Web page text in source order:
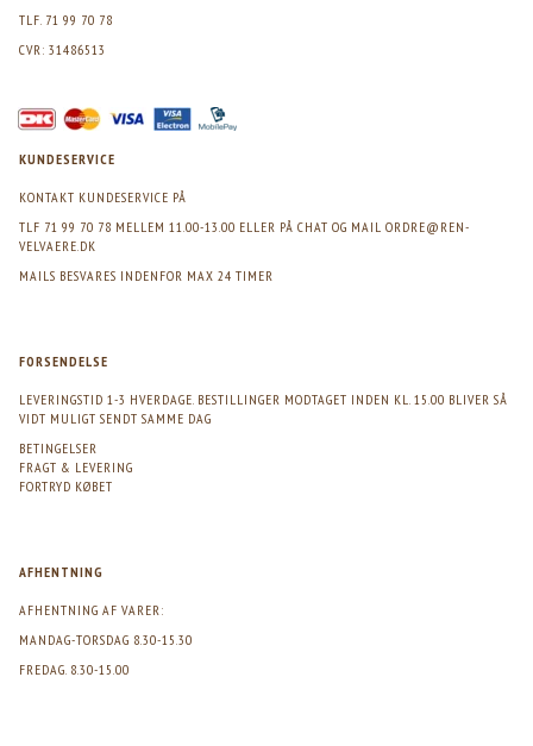
TLF. 71 99 70 78
CVR: 31486513
KUNDESERVICE
KONTAKT KUNDESERVICE PÅ
TLF 71 99 70 78 MELLEM 11.00-13.00 ELLER PÅ CHAT OG MAIL ORDRE@REN-
VELVAERE.DK
MAILS BESVARES INDENFOR MAX 24 TIMER
FORSENDELSE
LEVERINGSTID 1-3 HVERDAGE. BESTILLINGER MODTAGET INDEN KL. 15.00 BLIVER SÅ
VIDT MULIGT SENDT SAMME DAG
BETINGELSER
FRAGT & LEVERING
FORTRYD KØBET
AFHENTNING
AFHENTNING AF VARER:
MANDAG-TORSDAG 8.30-15.30
FREDAG. 8.30-15.00